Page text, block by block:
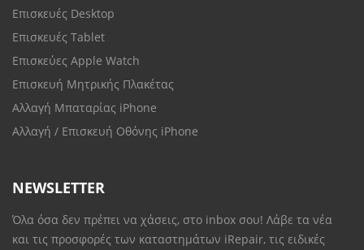
Επισκευές Desktop
Επισκευές Tablet
Επισκεύες Apple Watch
Επισκευή Μητρικής Πλακέτας
Αλλαγή Μπαταρίας iPhone
Αλλαγή / Επισκευή Οθόνης iPhone
NEWSLETTER
Όλα όσα δεν πρέπει να χάσεις, στο inbox σου! Λάβε τα νέα
και τις προσφορές των καταστημάτων iRepair, τις ειδικές